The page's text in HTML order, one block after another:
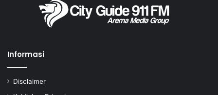
Informasi
Disclaimer